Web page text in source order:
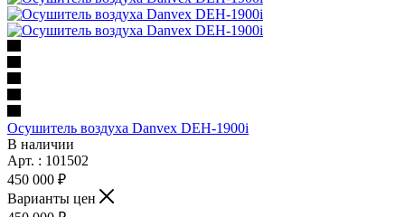
Осушитель воздуха Danvex DEH-1900i
В наличии
Арт. : 101502
450 000 ₽
Варианты цен